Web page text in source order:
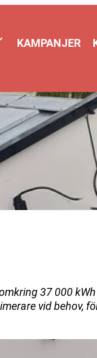
KAMPANJER
37 000
vid behov,